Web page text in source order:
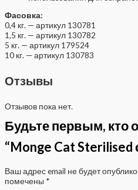
Фасовка:
0,4 кг. — артикул 130781
1,5 кг. — артикул 130782
5 кг. — артикул 179524
10 кг. — артикул 130783
Отзывы
Отзывов пока нет.
Будьте первым, кто
“Monge Cat Sterilised
Ваш адрес email не будет
помечены *